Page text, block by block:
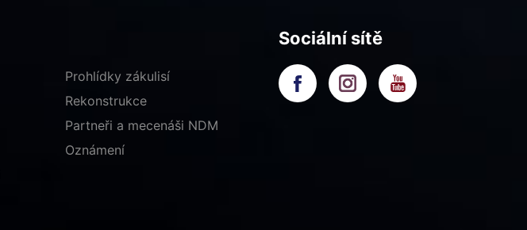
Prohlídky zákulisí
Rekonstrukce
Partneři a mecenáši NDM
Oznámení
Sociální sítě